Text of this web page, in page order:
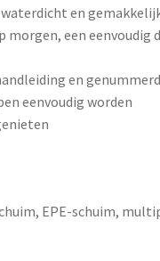
en
morgen, een eenvoudig
en
eenvoudig worden
EPE-schuim,